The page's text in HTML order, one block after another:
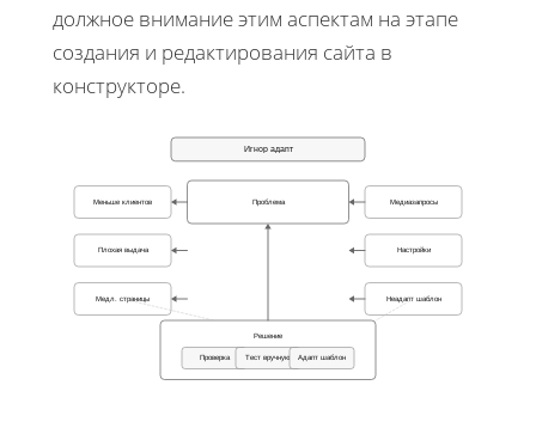
должное внимание этим аспектам на этапе
создания и редактирования сайта в
конструкторе.
Игнор адапт
Проблема
Меньше клиентов
Плохая выдача
Медл. страницы
Медиазапросы
Настройки
Неадапт шаблон
Решение
Проверка Тест вручную Адапт шаблон